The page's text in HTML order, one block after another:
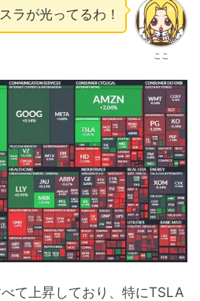
ここ
ラが光ってるわ！
て上昇しており、特にTSLA